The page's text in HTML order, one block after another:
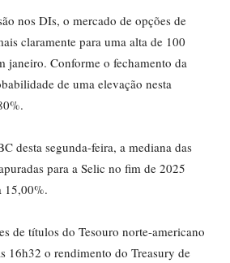
nos DIs, o mercado de opções de
claramente para uma alta de 100
janeiro. Conforme o fechamento da
de uma elevação nesta
desta segunda-feira, a mediana das
para a Selic no fim de 2025
15,00%.
de títulos do Tesouro norte-americano
16h32 o rendimento do Treasury de